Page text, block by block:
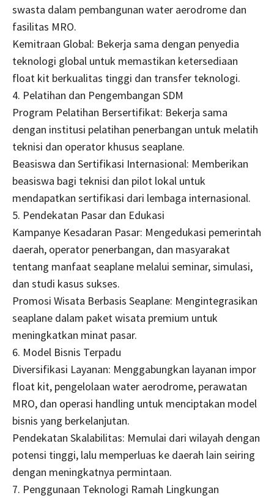
swasta dalam pembangunan water aerodrome dan
fasilitas MRO.
Kemitraan Global: Bekerja sama dengan penyedia
teknologi global untuk memastikan ketersediaan
float kit berkualitas tinggi dan transfer teknologi.
4. Pelatihan dan Pengembangan SDM
Program Pelatihan Bersertifikat: Bekerja sama
dengan institusi pelatihan penerbangan untuk melatih
teknisi dan operator khusus seaplane.
Beasiswa dan Sertifikasi Internasional: Memberikan
beasiswa bagi teknisi dan pilot lokal untuk
mendapatkan sertifikasi dari lembaga internasional.
5. Pendekatan Pasar dan Edukasi
Kampanye Kesadaran Pasar: Mengedukasi pemerintah
daerah, operator penerbangan, dan masyarakat
tentang manfaat seaplane melalui seminar, simulasi,
dan studi kasus sukses.
Promosi Wisata Berbasis Seaplane: Mengintegrasikan
seaplane dalam paket wisata premium untuk
meningkatkan minat pasar.
6. Model Bisnis Terpadu
Diversifikasi Layanan: Menggabungkan layanan impor
float kit, pengelolaan water aerodrome, perawatan
MRO, dan operasi handling untuk menciptakan model
bisnis yang berkelanjutan.
Pendekatan Skalabilitas: Memulai dari wilayah dengan
potensi tinggi, lalu memperluas ke daerah lain seiring
dengan meningkatnya permintaan.
7. Penggunaan Teknologi Ramah Lingkungan